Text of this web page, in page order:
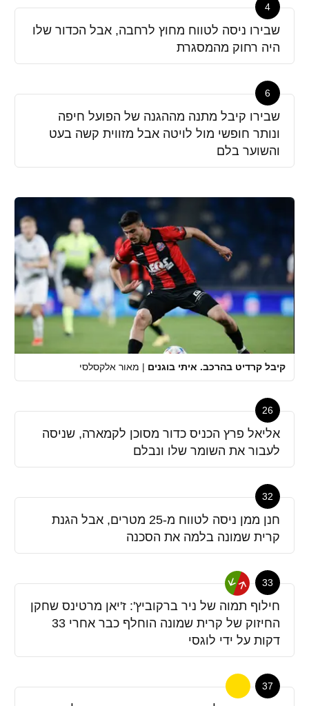
4
שבירו ניסה לטווח מחוץ לרחבה, אבל הכדור שלו
היה רחוק מהמסגרת
6
שבירו קיבל מתנה מההגנה של הפועל חיפה
ונותר חופשי מול לויטה אבל מזווית קשה בעט
והשוער בלם
קיבל קרדיט בהרכב. איתי בוגנים | מאור אלקסלסי
26
אליאל פרץ הכניס כדור מסוכן לקמארה, שניסה
לעבור את השומר שלו ונבלם
32
חנן ממן ניסה לטווח מ-25 מטרים, אבל הגנת
קרית שמונה בלמה את הסכנה
33
חילוף תמוה של ניר ברקוביץ': ז'יאן מרטינס שחקן
החיזוק של קרית שמונה הוחלף כבר אחרי 33
דקות על ידי לוגסי
37